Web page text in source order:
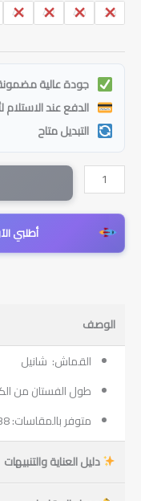
38
40
42
44
جودة عالية
الدفع عند الاستلام
التبديل متاح
كمية
فستان
مرجان
بقماش
الشانيل
أطلبي
الوصف
القماش: شانيل
طول الفستان من الكتف: ~142 سم، طول
متوفر بالمقاسات: 38 – 48
دليل العناية والتنبيهات